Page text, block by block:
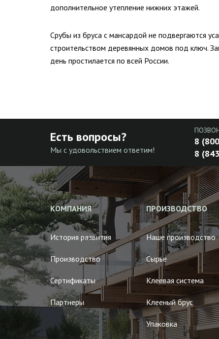
дополнительное утепление нижних этажей.
Срубы из бруса с мансардой не подвергаются
строительством деревянных домов под ключ.
день простилается по всей России.
Есть вопросы?
Мы с удовольствием ответим!
8
8
КОМПАНИЯ
История развития
Производство
Сертификаты
Партнеры
ПРОИЗВОДСТВО
Наше производство
Сырье
Клеевая система
Клееный брус
Упаковка